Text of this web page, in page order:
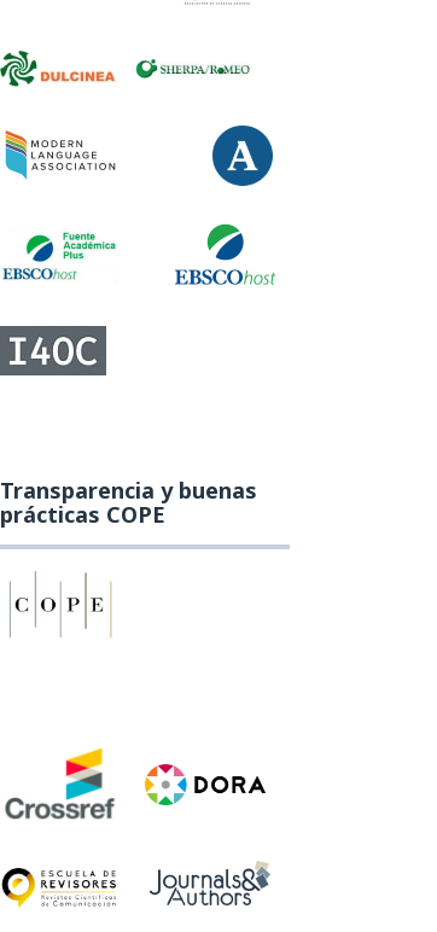
Transparencia y buenas
prácticas COPE